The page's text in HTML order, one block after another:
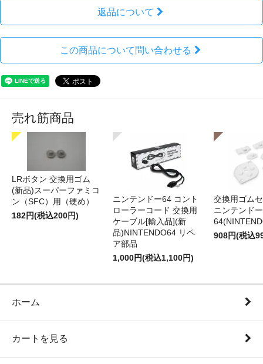
【関連：SLG製品とは？】
ドイツのパブリッシャー「Strictly Limited
特定のタイトルを少数限定で製造。パッケージ自体に価
bit-gamesは日本の公式代理店です。（2018年12月よ
○
※日本版本体で動作可能ですが、海外
のeshop及びPSストアを含め、オンラ
インコンテンツの動作保証・サポート
は対応しておりません。
ると、eショップ残高がリセットされる
商品状態
輸入品の都合上、外箱に傷みがある場合がござい
問題のない理由によるキャンセル及び交換はお受
返品について
この商品について問い合わせる
売れ筋商品
LRボタン 交換用ゴム
(新品)スーパーファミコ
ン（SFC）用（硬め）
182円(税込200円)
ニンテンドー64 コント
ローラーコード 交換用
ケーブル[輸入品](新
品)NINTENDO64 リペ
ア部品
1,000円(税込1,100円)
交換用ゴム
ニンテンドー
908円(税込
ホーム
カートを見る